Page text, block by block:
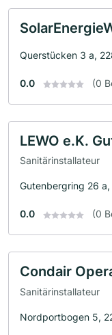
Querstücken 3 a,
0.0 (0
LEWO e.K.
Sanitärinstallateur
Gutenbergring 26
0.0 (0
Condair
Sanitärinstallateur
Nordportbogen 5,